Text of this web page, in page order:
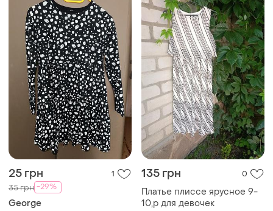
25 грн 1
35 грн -29%
George
135 грн 0
Платье плиссе ярусное 9-
10,р для девочек